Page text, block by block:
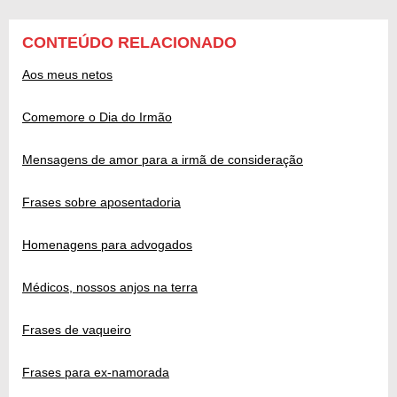
CONTEÚDO RELACIONADO
Aos meus netos
Comemore o Dia do Irmão
Mensagens de amor para a irmã de consideração
Frases sobre aposentadoria
Homenagens para advogados
Médicos, nossos anjos na terra
Frases de vaqueiro
Frases para ex-namorada